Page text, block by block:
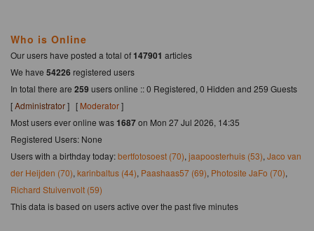
Who is Online
Our users have posted a total of147901 articles
We have 54226 registered users
In total there are 259 users online :: 0 Registered, 0 Hidden and 259 Guests
[Administrator] [ Moderator]
Most users ever online was1687on Mon 27 Jul 2026, 14:35
Registered Users: None
Users with a birthday today:bertfotosoest (70), jaapoosterhuis (53), Jaco van
der Heijden (70), karinbaltus (44), Paashaas57 (69), Photosite JaFo (70),
Richard Stuivenvolt (59)
This data is based on users active over the past five minutes